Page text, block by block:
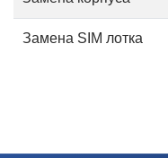
Замена SIM лотка